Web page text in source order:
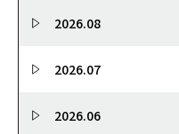
2026.08
2026.07
2026.06